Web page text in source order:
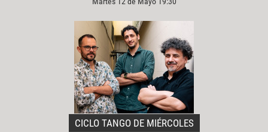
CICLO TANGO DE MIÉRCOLES